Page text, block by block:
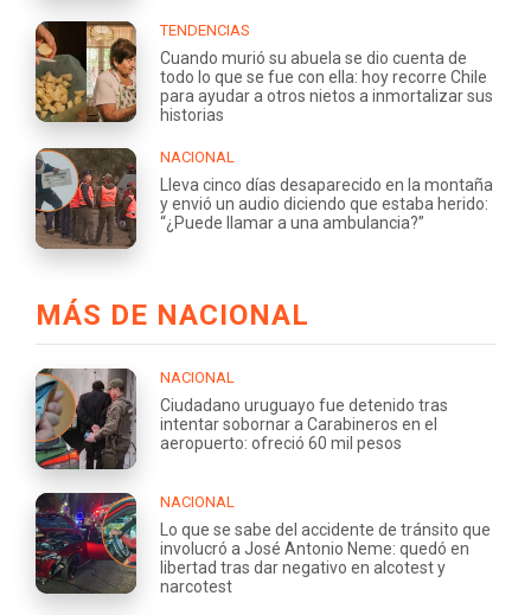
TENDENCIAS
Cuando murió su abuela se dio cuenta de
todo lo que se fue con ella: hoy recorre Chile
para ayudar a otros nietos a inmortalizar sus
historias
NACIONAL
Lleva cinco días desaparecido en la montaña
y envió un audio diciendo que estaba herido:
“¿Puede llamar a una ambulancia?”
MÁS DE NACIONAL
NACIONAL
Ciudadano uruguayo fue detenido tras
intentar sobornar a Carabineros en el
aeropuerto: ofreció 60 mil pesos
NACIONAL
Lo que se sabe del accidente de tránsito que
involucró a José Antonio Neme: quedó en
libertad tras dar negativo en alcotest y
narcotest